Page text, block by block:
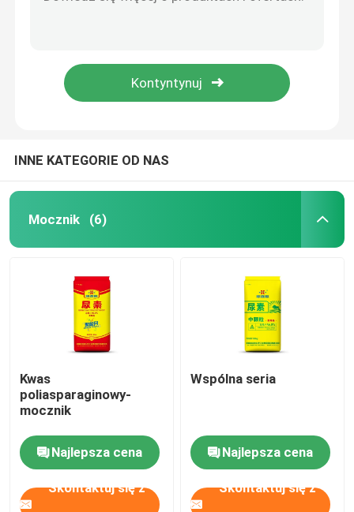
Nawóz wieloskładnikowy
Melamina
Mocznik klasy samochodowej
Plasty POM
alkohol furfurylowy
DMF
Kwas humusowy
Fulwat potasu (alkaliczny)
Płynny kwas fulwowy
INNE KATEGORIE OD NAS
Mocznik (6)
Kwas
poliasparaginowy-
mocznik
Najlepsza cena
Skontaktuj się z
Wspólna seria
Najlepsza cena
Skontaktuj się z